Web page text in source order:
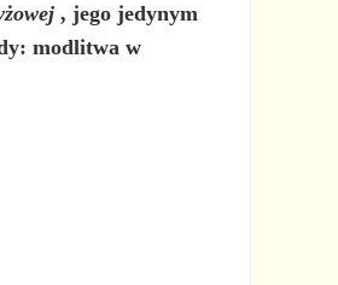
, jego jedynym
modlitwa w